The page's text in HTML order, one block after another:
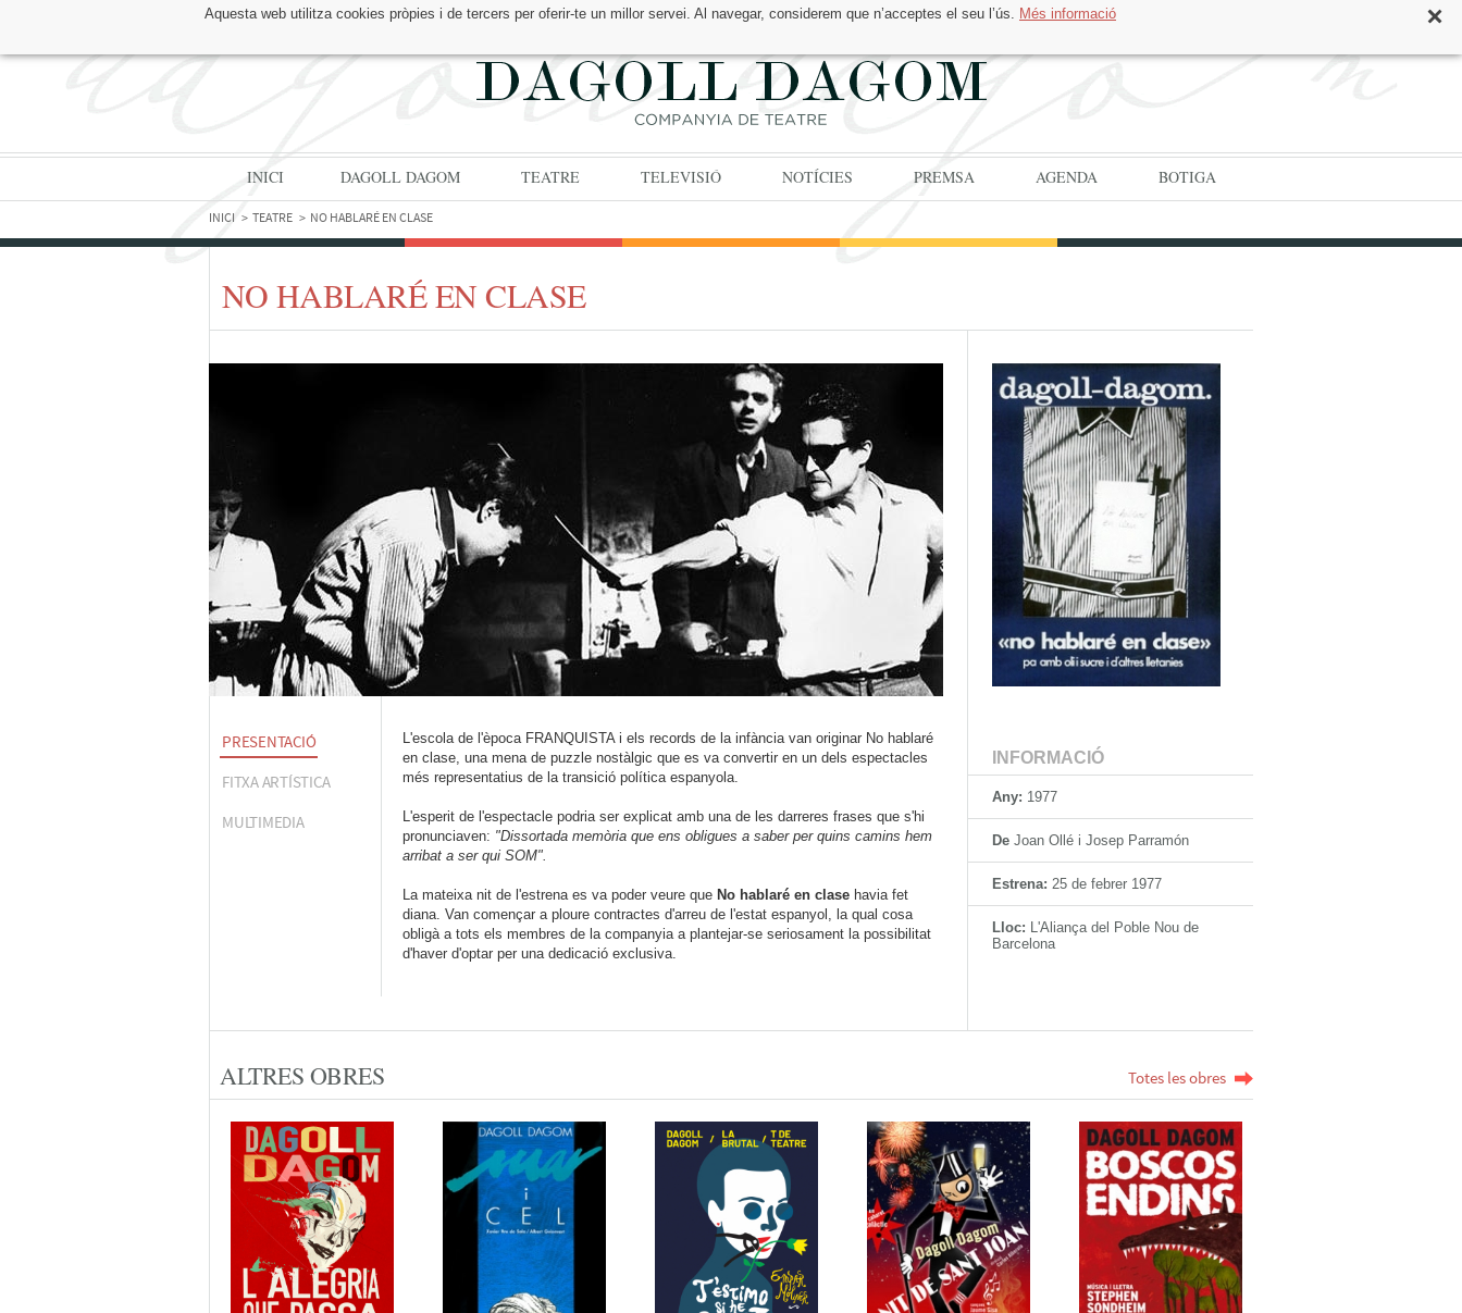
Aquesta web utilitza cookies pròpies i de tercers per oferir-te un millor servei. Al navegar, considerem que n’acceptes el seu l’ús. Més informació
TROBA'NS A:
INICI DAGOLL DAGOM TEATRE TELEVISIÓ NOTÍCIES PREMSA AGENDA BOTIGA
INICI TEATRE NO HABLARÉ EN CLASE
NO HABLARÉ EN CLASE
PRESENTACIÓ
FITXA ARTÍSTICA
MULTIMEDIA
L'escola de l'època FRANQUISTA i els records de la infància van originar No hablaré
en clase, una mena de puzzle nostàlgic que es va convertir en un dels espectacles
més representatius de la transició política espanyola.
L'esperit de l'espectacle podria ser explicat amb una de les darreres frases que s'hi
pronunciaven: "Dissortada memòria que ens obligues a saber per quins camins hem
arribat a ser qui SOM".
La mateixa nit de l'estrena es va poder veure que No hablaré en clase havia fet
diana. Van començar a ploure contractes d'arreu de l'estat espanyol, la qual cosa
obligà a tots els membres de la companyia a plantejar-se seriosament la possibilitat
d'haver d'optar per una dedicació exclusiva.
INFORMACIÓ
Any: 1977
De Joan Ollé i Josep Parramón
Estrena: 25 de febrer 1977
Lloc: L'Aliança del Poble Nou de
Barcelona
ALTRES OBRES Totes les obres